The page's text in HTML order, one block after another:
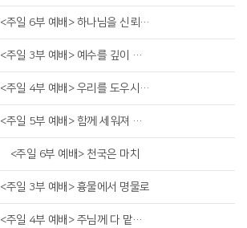
<주일 6부 예배> 하나님을 신뢰하는 미음
<주일 3부 예배> 예수를 깊이 생각하라
<주일 4부 예배> 우리를 도우시는 예수님
<주일 5부 예배> 함께 세워져 가는 교회
<주일 6부 예배> 천국은 마치
<주일 3부 예배> 흉물에서 명물로
<주일 4부 예배> 주님께 다 맡기라